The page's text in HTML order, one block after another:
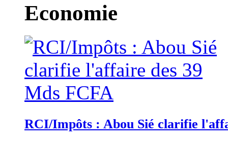
Economie
RCI/Impôts : Abou Sié clarifie